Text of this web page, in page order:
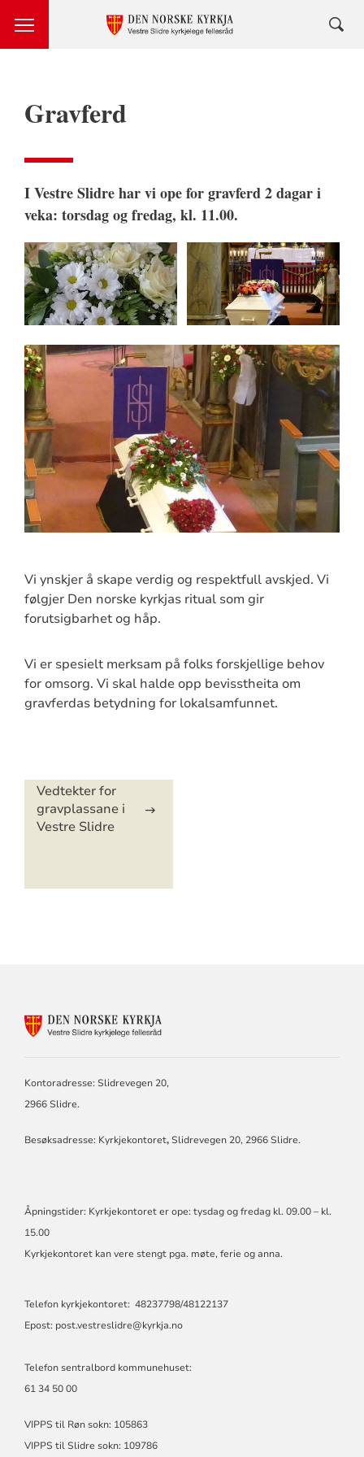
Gravferd
I Vestre Slidre har vi ope for gravferd 2 dagar i
veka: torsdag og fredag, kl. 11.00.
Vi ynskjer å skape verdig og respektfull avskjed. Vi
følgjer Den norske kyrkjas ritual som gir
forutsigbarhet og håp.
Vi er spesielt merksam på folks forskjellige behov
for omsorg. Vi skal halde opp bevisstheita om
gravferdas betydning for lokalsamfunnet.
Artikkelsnarveger
Vedtekter for
gravplassane i
Vestre Slidre
Kontoradresse: Slidrevegen 20,
2966 Slidre.
Besøksadresse: Kyrkjekontoret, Slidrevegen 20, 2966 Slidre.
Åpningstider: Kyrkjekontoret er ope: tysdag og fredag kl. 09.00 – kl.
15.00
Kyrkjekontoret kan vere stengt pga. møte, ferie og anna.
Telefon kyrkjekontoret: 48237798/48122137
Epost: post.vestreslidre@kyrkja.no
Telefon sentralbord kommunehuset:
61 34 50 00
VIPPS til Røn sokn: 105863
VIPPS til Slidre sokn: 109786